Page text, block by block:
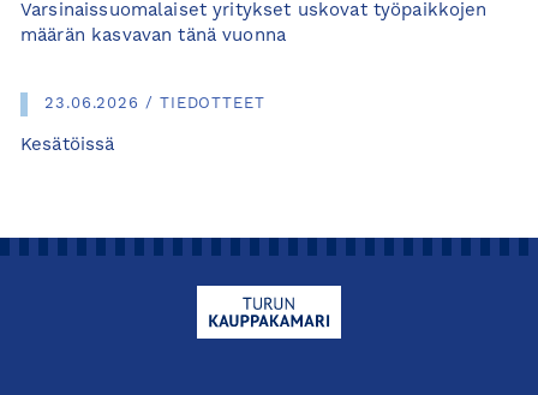
Varsinaissuomalaiset yritykset uskovat työpaikkojen
määrän kasvavan tänä vuonna
23.06.2026 / TIEDOTTEET
Kesätöissä